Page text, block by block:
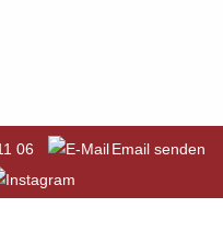
06 Email senden